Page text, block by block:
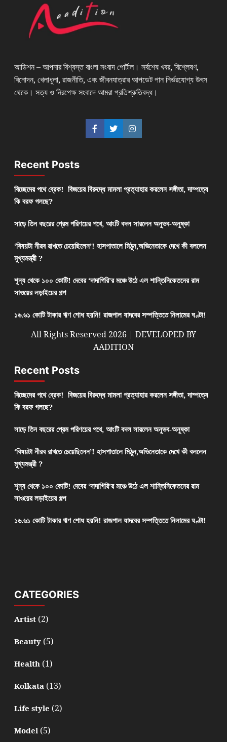
আডিশন – আপনার বিশ্বস্ত বাংলা সংবাদ পোর্টাল। সর্বশেষ খবর, বিশ্লেষণ,
বিনোদন, খেলাধুলা, রাজনীতি, এবং জীবনযাত্রার আপডেট পান নির্ভরযোগ্য উৎস
থেকে। সত্য ও নিরপেক্ষ সংবাদে আমরা প্রতিশ্রুতিবদ্ধ।
Recent Posts
বিচ্ছেদের পথে ব্রেক! বিজয়ের বিরুদ্ধে মামলা প্রত্যাহার করলেন সঙ্গীতা, দাম্পত্যে
কি বরফ গলছে?
সাড়ে তিন বছরের প্রেম পরিণয়ের পথে, আংটি বদল সারলেন অনুভব-অনুষ্কা
‘বিষয়টা নীরব রাখতে চেয়েছিলেন’! হাসপাতালে মিঠুন,অভিনেতাকে দেখে কী বললেন
মুখ্যমন্ত্রী ?
শূন্য থেকে ১০০ কোটি! দেবের ‘দাদাগিরি’র মঞ্চে উঠে এল শান্তিনিকেতনের রাম
সাওয়ের লড়াইয়ের গল্প
১৬.৬১ কোটি টাকার ঋণ শোধ হয়নি! রাজপাল যাদবের সম্পত্তিতে নিলামের ঘণ্টা!
All Rights Reserved 2026 | DEVELOPED BY
AADITION
Recent Posts
বিচ্ছেদের পথে ব্রেক! বিজয়ের বিরুদ্ধে মামলা প্রত্যাহার করলেন সঙ্গীতা, দাম্পত্যে
কি বরফ গলছে?
সাড়ে তিন বছরের প্রেম পরিণয়ের পথে, আংটি বদল সারলেন অনুভব-অনুষ্কা
‘বিষয়টা নীরব রাখতে চেয়েছিলেন’! হাসপাতালে মিঠুন,অভিনেতাকে দেখে কী বললেন
মুখ্যমন্ত্রী ?
শূন্য থেকে ১০০ কোটি! দেবের ‘দাদাগিরি’র মঞ্চে উঠে এল শান্তিনিকেতনের রাম
সাওয়ের লড়াইয়ের গল্প
১৬.৬১ কোটি টাকার ঋণ শোধ হয়নি! রাজপাল যাদবের সম্পত্তিতে নিলামের ঘণ্টা!
CATEGORIES
Artist(2)
Beauty(5)
Health(1)
Kolkata(13)
Life style (2)
Model(5)